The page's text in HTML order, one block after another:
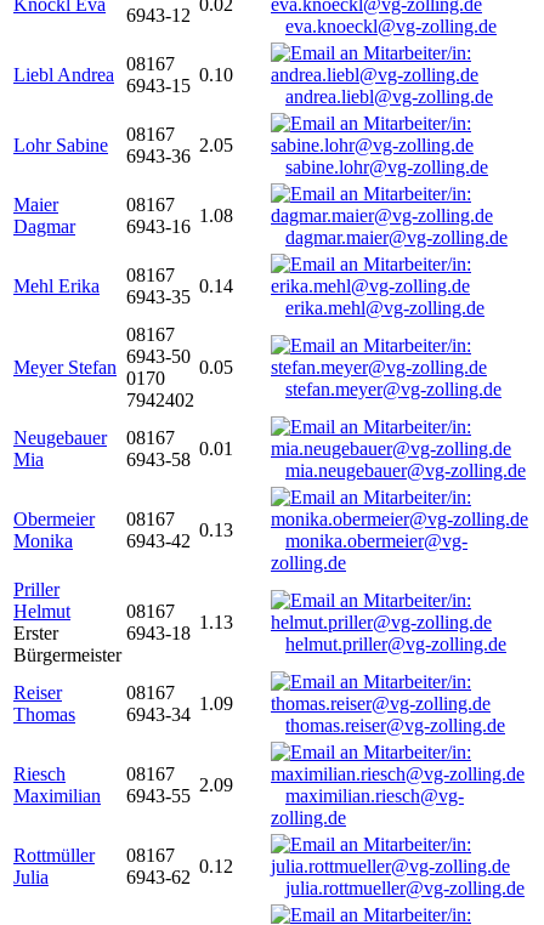
Knöckl Eva
6943-12
0.02
eva.knoeckl@vg-zolling.de
Liebl Andrea
08167
6943-15
0.10
andrea.liebl@vg-zolling.de
Lohr Sabine
08167
6943-36
2.05
sabine.lohr@vg-zolling.de
Maier
Dagmar
08167
6943-16
1.08
dagmar.maier@vg-zolling.de
Mehl Erika
08167
6943-35
0.14
erika.mehl@vg-zolling.de
Meyer Stefan
08167
6943-50
0170
7942402
0.05
stefan.meyer@vg-zolling.de
Neugebauer
Mia
08167
6943-58
0.01
mia.neugebauer@vg-zolling.de
Obermeier
Monika
08167
6943-42
0.13
monika.obermeier@vg-
zolling.de
Priller
Helmut
Erster
Bürgermeister
08167
6943-18
1.13
helmut.priller@vg-zolling.de
Reiser
Thomas
08167
6943-34
1.09
thomas.reiser@vg-zolling.de
Riesch
Maximilian
08167
6943-55
2.09
maximilian.riesch@vg-
zolling.de
Rottmüller
Julia
08167
6943-62
0.12
julia.rottmueller@vg-zolling.de